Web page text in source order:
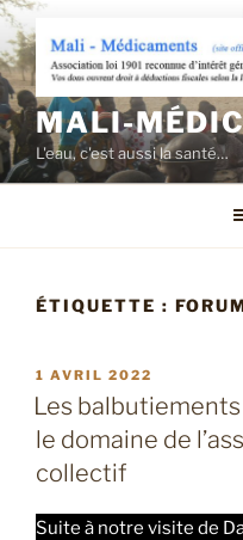
Aller
au
contenu
principal
MALI-
L'eau, c'est aussi la santé…
ÉTIQUETTE :
PUBLIÉ
LE
1 AVRIL 2022
Les
le domaine de
collectif
Suite à notre visite de